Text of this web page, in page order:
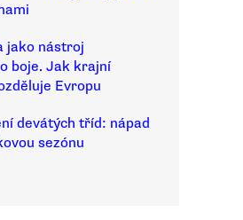
jako nástroj
boje. Jak krajní
Evropu
devátých tříd: nápad
sezónu